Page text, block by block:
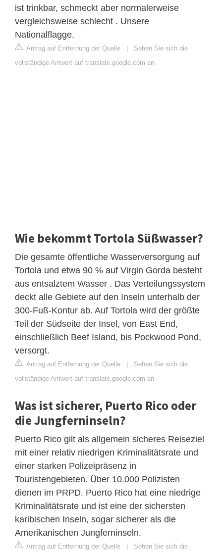
ist trinkbar, schmeckt aber normalerweise
vergleichsweise schlecht . Unsere
Nationalflagge.
Antrag auf Entfernung der Quelle | Sehen Sie sich die
vollständige Antwort auf translate.google.com an
Wie bekommt Tortola Süßwasser?
Die gesamte öffentliche Wasserversorgung auf
Tortola und etwa 90 % auf Virgin Gorda besteht
aus entsalztem Wasser . Das Verteilungssystem
deckt alle Gebiete auf den Inseln unterhalb der
300-Fuß-Kontur ab. Auf Tortola wird der größte
Teil der Südseite der Insel, von East End,
einschließlich Beef Island, bis Pockwood Pond,
versorgt.
Antrag auf Entfernung der Quelle | Sehen Sie sich die
vollständige Antwort auf translate.google.com an
Was ist sicherer, Puerto Rico oder
die Jungferninseln?
Puerto Rico gilt als allgemein sicheres Reiseziel
mit einer relativ niedrigen Kriminalitätsrate und
einer starken Polizeipräsenz in
Touristengebieten. Über 10.000 Polizisten
dienen im PRPD. Puerto Rico hat eine niedrige
Kriminalitätsrate und ist eine der sichersten
karibischen Inseln, sogar sicherer als die
Amerikanischen Jungferninseln.
Antrag auf Entfernung der Quelle | Sehen Sie sich die